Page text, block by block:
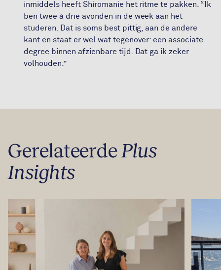
inmiddels heeft Shiromanie het ritme te pakken. “Ik
ben twee à drie avonden in de week aan het
studeren. Dat is soms best pittig, aan de andere
kant en staat er wel wat tegenover: een associate
degree binnen afzienbare tijd. Dat ga ik zeker
volhouden.”
Gerelateerde Plus
Insights